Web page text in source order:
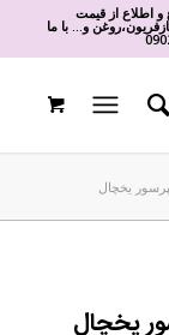
اطلاع از قیمت
و... با ما
یخچال
یخچال